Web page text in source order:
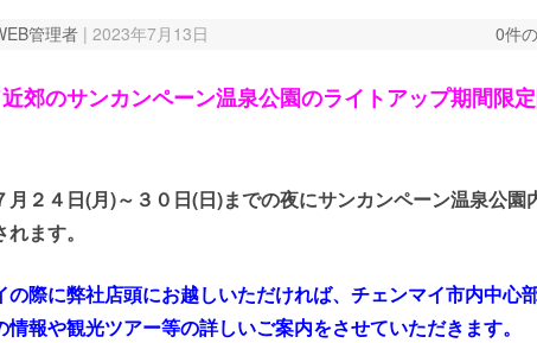
管理者 | 2023年7月13日 0件
郊のサンカンペーン温泉公園のライトアップ期間限
月２４日(月)～３０日(日)までの夜にサンカンペーン温泉公園
ます。
の際に弊社店頭にお越しいただければ、チェンマイ市内中心
情報や観光ツアー等の詳しいご案内をさせていただきます。